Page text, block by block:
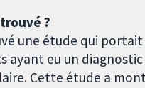
?
une étude qui portait
ayant eu un
Cette étude a